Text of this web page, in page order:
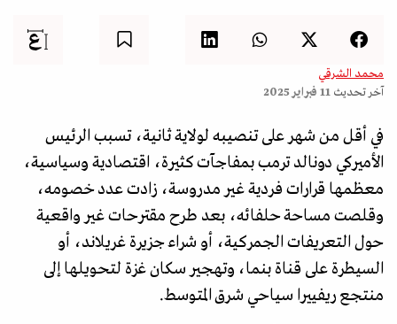
محمد الشرقي
آخر تحديث 11 فبراير 2025
في أقل من شهر على تنصيبه لولاية ثانية، تسبب الرئيس
الأميركي دونالد ترمب بمفاجآت كثيرة، اقتصادية وسياسية،
معظمها قرارات فردية غير مدروسة، زادت عدد خصومه،
وقلصت مساحة حلفائه، بعد طرح مقترحات غير واقعية
حول التعريفات الجمركية، أو شراء جزيرة غريلاند، أو
السيطرة على قناة بنما، وتهجير سكان غزة لتحويلها إلى
منتجع ريفييرا سياحي شرق المتوسط.